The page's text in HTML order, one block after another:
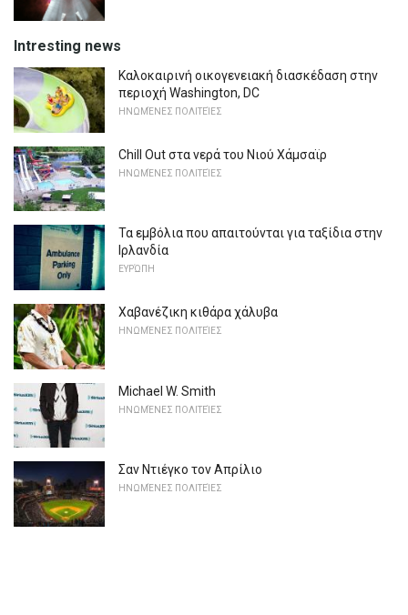
Intresting news
Καλοκαιρινή οικογενειακή διασκέδαση στην
περιοχή Washington, DC
ΗΝΩΜΈΝΕΣ ΠΟΛΙΤΕΊΕΣ
Chill Out στα νερά του Νιού Χάμσαϊρ
ΗΝΩΜΈΝΕΣ ΠΟΛΙΤΕΊΕΣ
Τα εμβόλια που απαιτούνται για ταξίδια στην
Ιρλανδία
ΕΥΡΏΠΗ
Χαβανέζικη κιθάρα χάλυβα
ΗΝΩΜΈΝΕΣ ΠΟΛΙΤΕΊΕΣ
Michael W. Smith
ΗΝΩΜΈΝΕΣ ΠΟΛΙΤΕΊΕΣ
Σαν Ντιέγκο τον Απρίλιο
ΗΝΩΜΈΝΕΣ ΠΟΛΙΤΕΊΕΣ